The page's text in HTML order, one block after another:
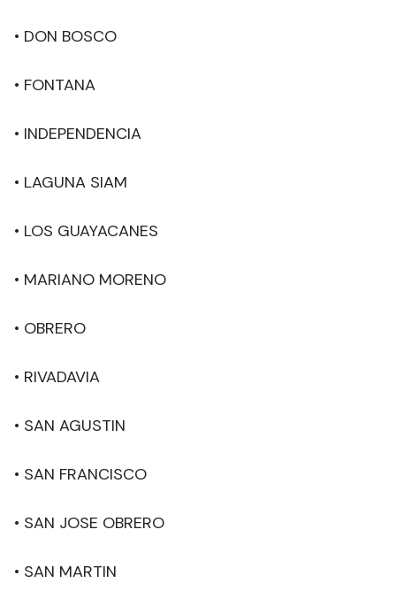
• DON BOSCO
• FONTANA
• INDEPENDENCIA
• LAGUNA SIAM
• LOS GUAYACANES
• MARIANO MORENO
• OBRERO
• RIVADAVIA
• SAN AGUSTIN
• SAN FRANCISCO
• SAN JOSE OBRERO
• SAN MARTIN